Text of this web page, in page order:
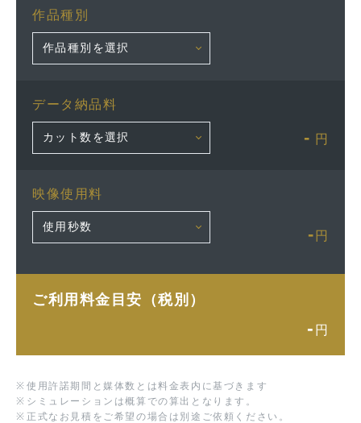
作品種別
データ納品料
- 円
映像使用料
- 円
ご利用料金目安（税別）
- 円
※ 使用許諾期間と媒体数とは料金表内に基づきます
※ シミュレーションは概算での算出となります。
※ 正式なお見積をご希望の場合は別途ご依頼ください。